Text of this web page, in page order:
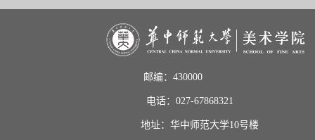
邮编：430000
电话：027-67868321
地址：华中师范大学10号楼